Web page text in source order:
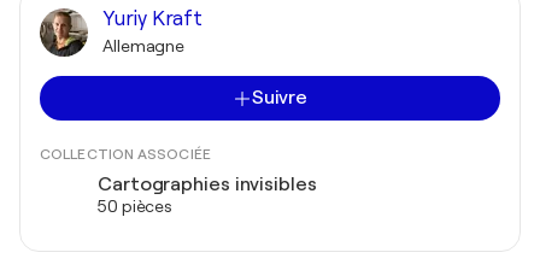
Yuriy Kraft
Allemagne
Suivre
COLLECTION ASSOCIÉE
Cartographies invisibles
50 pièces